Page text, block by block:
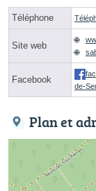
Téléphone
Site web
Facebook
de-
Plan et